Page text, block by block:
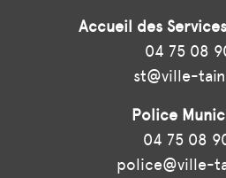
Accueil des
04 75 08
st@ville-
Police
04 75 08
police@ville-